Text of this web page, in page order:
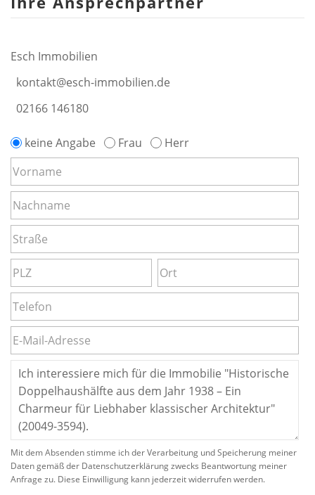
Esch Immobilien
kontakt@esch-immobilien.de
02166 146180
keine Angabe Frau Herr
Mit dem Absenden stimme ich der Verarbeitung und Speicherung meiner
Daten gemäß der Datenschutzerklärung zwecks Beantwortung meiner
Anfrage zu. Diese Einwilligung kann jederzeit widerrufen werden.